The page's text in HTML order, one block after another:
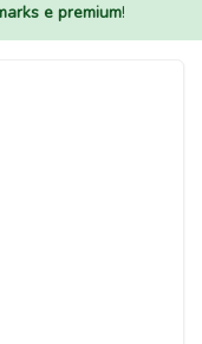
e premium!